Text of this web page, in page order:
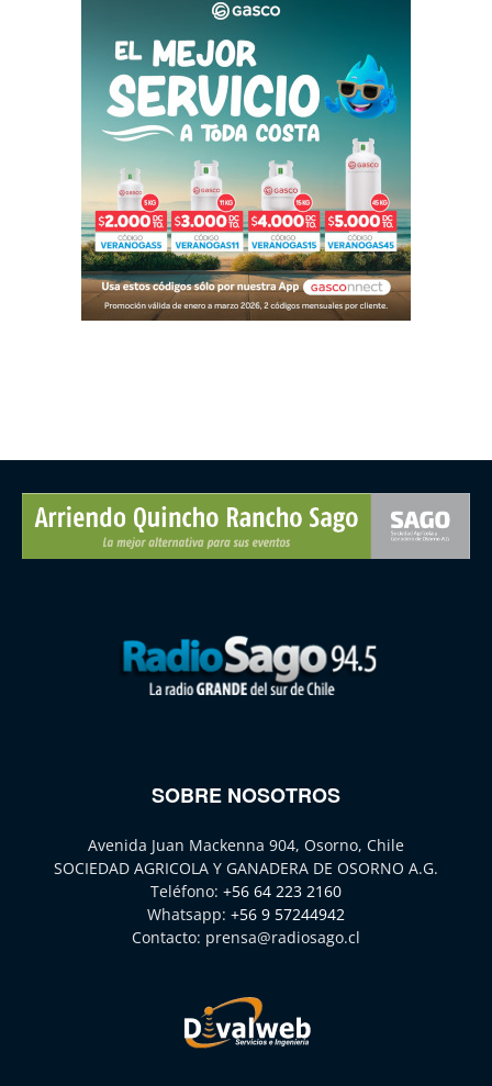
SOBRE NOSOTROS
Avenida Juan Mackenna 904, Osorno, Chile
SOCIEDAD AGRICOLA Y GANADERA DE OSORNO A.G.
Teléfono: +56 64 223 2160
Whatsapp: +56 9 57244942
Contacto: prensa@radiosago.cl